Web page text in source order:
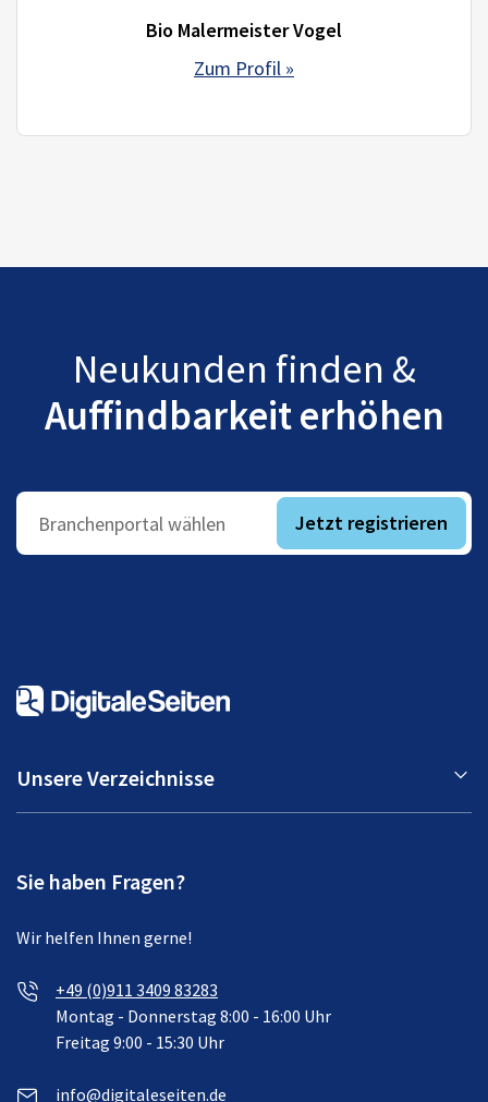
Bio Malermeister Vogel
Zum Profil »
Neukunden finden &
Auffindbarkeit erhöhen
Branchenportal wählen Jetzt registrieren
Unsere Verzeichnisse
Sie haben Fragen?
Wir helfen Ihnen gerne!
+49 (0)911 3409 83283
Montag - Donnerstag 8:00 - 16:00 Uhr
Freitag 9:00 - 15:30 Uhr
info@digitaleseiten.de